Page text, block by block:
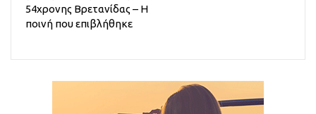
54χρονης Βρετανίδας – Η
ποινή που επιβλήθηκε